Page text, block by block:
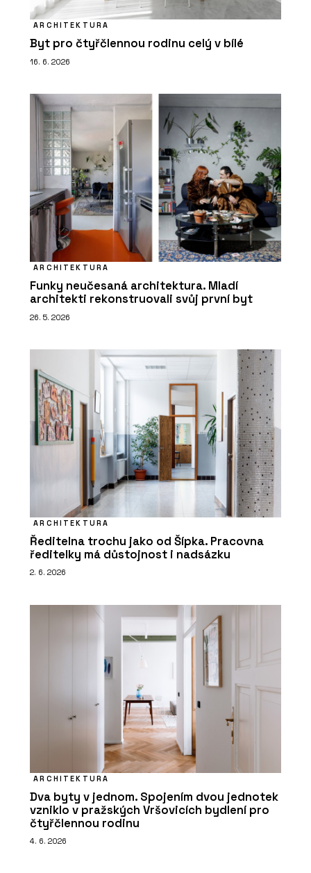
ARCHITEKTURA
Byt pro čtyřčlennou rodinu celý v bílé
16. 6. 2026
ARCHITEKTURA
Funky neučesaná architektura. Mladí
architekti rekonstruovali svůj první byt
26. 5. 2026
ARCHITEKTURA
Ředitelna trochu jako od Šípka. Pracovna
ředitelky má důstojnost i nadsázku
2. 6. 2026
ARCHITEKTURA
Dva byty v jednom. Spojením dvou jednotek
vzniklo v pražských Vršovicích bydlení pro
čtyřčlennou rodinu
4. 6. 2026